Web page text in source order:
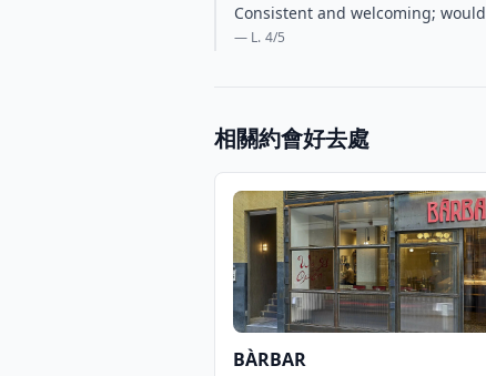
Consistent and welcoming;
— L. 4/5
相關約會好去處
BÀRBAR